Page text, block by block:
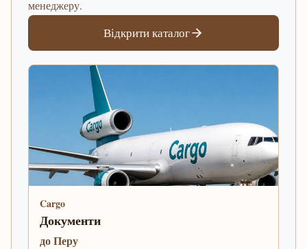
менеджеру.
Відкрити каталог
Cargo
Документи
до Перу